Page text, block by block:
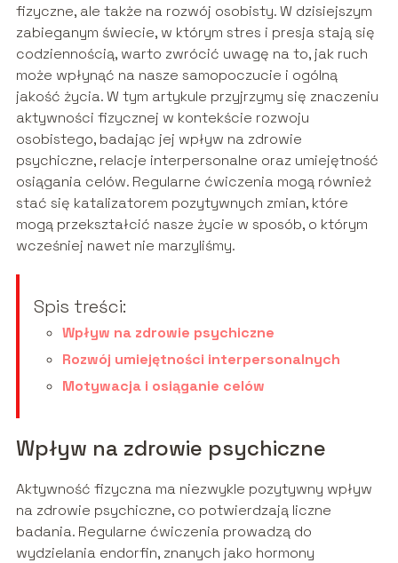
fizyczne, ale także na rozwój osobisty. W dzisiejszym
zabieganym świecie, w którym stres i presja stają się
codziennością, warto zwrócić uwagę na to, jak ruch
może wpłynąć na nasze samopoczucie i ogólną
jakość życia. W tym artykule przyjrzymy się znaczeniu
aktywności fizycznej w kontekście rozwoju
osobistego, badając jej wpływ na zdrowie
psychiczne, relacje interpersonalne oraz umiejętność
osiągania celów. Regularne ćwiczenia mogą również
stać się katalizatorem pozytywnych zmian, które
mogą przekształcić nasze życie w sposób, o którym
wcześniej nawet nie marzyliśmy.
Spis treści:
Wpływ na zdrowie psychiczne
Rozwój umiejętności interpersonalnych
Motywacja i osiąganie celów
Wpływ na zdrowie psychiczne
Aktywność fizyczna ma niezwykle pozytywny wpływ
na zdrowie psychiczne, co potwierdzają liczne
badania. Regularne ćwiczenia prowadzą do
wydzielania endorfin, znanych jako hormony